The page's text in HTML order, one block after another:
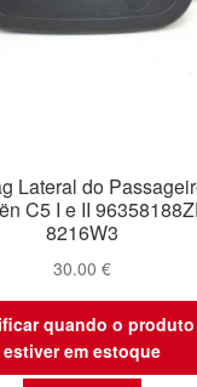
Lateral do
C5 I e II
8216W3
30.00 €
quando o produto
estiver em estoque